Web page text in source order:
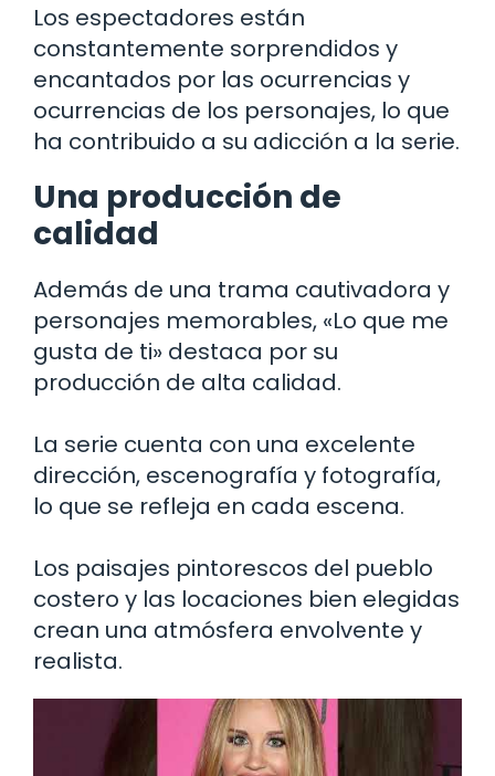
Los espectadores están
constantemente sorprendidos y
encantados por las ocurrencias y
ocurrencias de los personajes, lo que
ha contribuido a su adicción a la serie.
Una producción de
calidad
Además de una trama cautivadora y
personajes memorables, «Lo que me
gusta de ti» destaca por su
producción de alta calidad.
La serie cuenta con una excelente
dirección, escenografía y fotografía,
lo que se refleja en cada escena.
Los paisajes pintorescos del pueblo
costero y las locaciones bien elegidas
crean una atmósfera envolvente y
realista.